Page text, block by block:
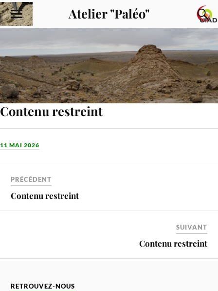
Atelier "Paléo"
Contenu restreint
11 MAI 2026
PRÉCÉDENT
Contenu restreint
SUIVANT
Contenu restreint
RETROUVEZ-NOUS